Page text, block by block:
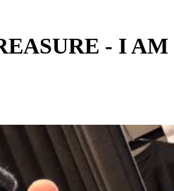
- I